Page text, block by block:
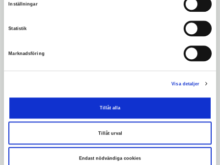
Inställningar
Statistik
Marknadsföring
Visa detaljer
Tillåt alla
Tillåt urval
Endast nödvändiga cookies
Arbetsmiljö.
Jämställdhet.
Social hållbarhet i Södertälje
För Södertälje kommun betyder social
hållbarhet att alla invånare får sina
rättigheter och behov tillgodosedda i ett
välfärdssamhälle. När välfärdssektorns
verksamheter såsom skola och äldreomsorg